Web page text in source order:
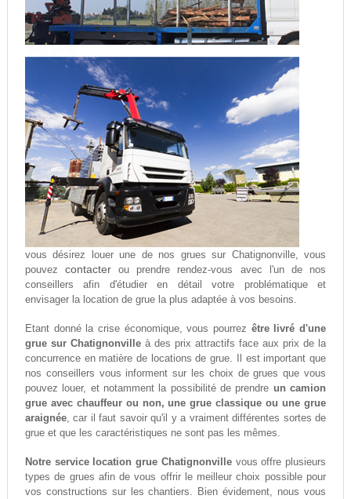
vous désirez louer une de nos grues sur Chatignonville, vous
pouvezcontacter ou prendre rendez-vous avec l'un de nos
conseillers afin d'étudier en détail votre problématique et
envisager la location de grue la plus adaptée à vos besoins.
Etant donné la crise économique, vous pourrez être livré d'une
grue sur Chatignonvilleà des prix attractifs face aux prix de la
concurrence en matière de locations de grue. Il est important que
nos conseillers vous informent sur les choix de grues que vous
pouvez louer, et notamment la possibilité de prendre un camion
grue avec chauffeur ou non, une grue classique ou une grue
araignée, car il faut savoir qu'il y a vraiment différentes sortes de
grue et que les caractéristiques ne sont pas les mêmes.
Notre service location grue Chatignonvillevous offre plusieurs
types de grues afin de vous offrir le meilleur choix possible pour
vos constructions sur les chantiers. Bien évidement, nous vous